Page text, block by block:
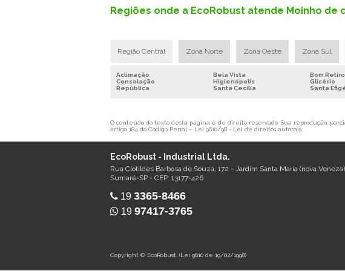
Regiões onde a EcoRobust atende Moinho de
Região Central Zona Norte Zona Oeste Zona Sul
Aclimação Bela Vista Bom Retiro
Consolação
Higienópolis Glicério
República
Santa Cecília Santa
O conteúdo do texto desta página é de direito reservado. Sua reprodução,
artigo 184 do Código Penal – Lei 9610/98 - Lei de direitos autorais
EcoRobust - Industrial Ltda.
Rua Clotildes Barbosa de Souza, 172 - Jardim Santa Maria (nova Veneza)
Sumaré-SP - CEP: 13177-426
19 3365-8466
19 97417-3765
Copyright © EcoRobust. (Lei 9610 de 19/02/1998)